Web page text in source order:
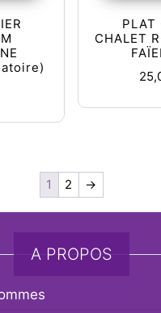
PLAT
CHALET
1 2 →
A PROPOS